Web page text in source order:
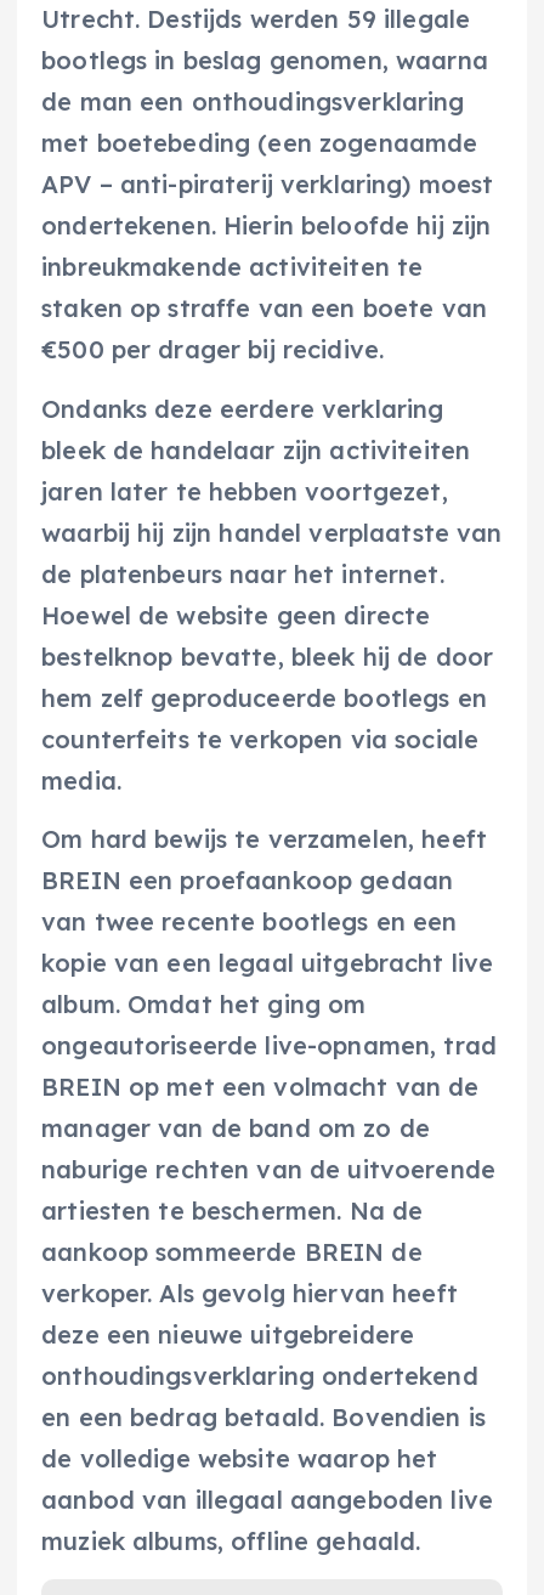
Utrecht. Destijds werden 59 illegale
bootlegs in beslag genomen, waarna
de man een onthoudingsverklaring
met boetebeding (een zogenaamde
APV – anti-piraterij verklaring) moest
ondertekenen. Hierin beloofde hij zijn
inbreukmakende activiteiten te
staken op straffe van een boete van
€500 per drager bij recidive.
Ondanks deze eerdere verklaring
bleek de handelaar zijn activiteiten
jaren later te hebben voortgezet,
waarbij hij zijn handel verplaatste van
de platenbeurs naar het internet.
Hoewel de website geen directe
bestelknop bevatte, bleek hij de door
hem zelf geproduceerde bootlegs en
counterfeits te verkopen via sociale
media.
Om hard bewijs te verzamelen, heeft
BREIN een proefaankoop gedaan
van twee recente bootlegs en een
kopie van een legaal uitgebracht live
album. Omdat het ging om
ongeautoriseerde live-opnamen, trad
BREIN op met een volmacht van de
manager van de band om zo de
naburige rechten van de uitvoerende
artiesten te beschermen. Na de
aankoop sommeerde BREIN de
verkoper. Als gevolg hiervan heeft
deze een nieuwe uitgebreidere
onthoudingsverklaring ondertekend
en een bedrag betaald. Bovendien is
de volledige website waarop het
aanbod van illegaal aangeboden live
muziek albums, offline gehaald.